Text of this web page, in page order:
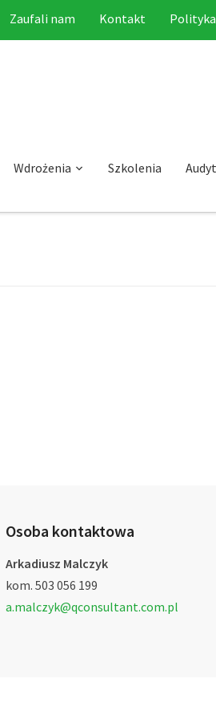
Zaufali nam Kontakt
Wdrożenia Szkolenia
Osoba kontaktowa
Arkadiusz Malczyk
kom. 503 056 199
a.malczyk@qconsultant.com.pl